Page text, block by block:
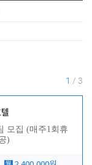
1 / 3
모집 (매주1회휴
)